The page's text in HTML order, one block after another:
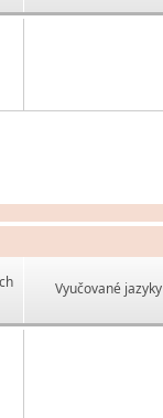
Vyučované jazyky